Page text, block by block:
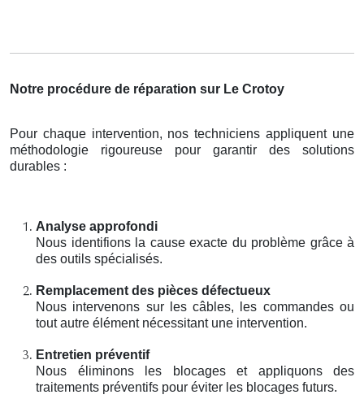
Notre procédure de réparation sur Le Crotoy
Pour chaque intervention, nos techniciens appliquent une
méthodologie rigoureuse pour garantir des solutions
durables :
Analyse approfondi
Nous identifions la cause exacte du problème grâce à
des outils spécialisés.
Remplacement des pièces défectueux
Nous intervenons sur les câbles, les commandes ou
tout autre élément nécessitant une intervention.
Entretien préventif
Nous éliminons les blocages et appliquons des
traitements préventifs pour éviter les blocages futurs.